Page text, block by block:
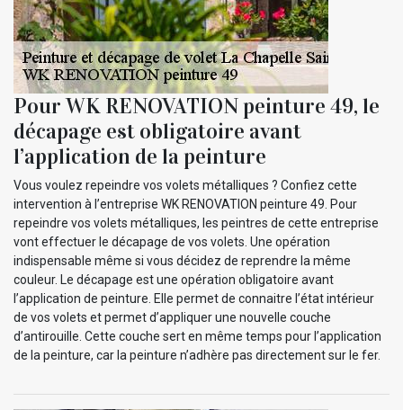
Pour WK RENOVATION peinture 49, le
décapage est obligatoire avant
l’application de la peinture
Vous voulez repeindre vos volets métalliques ? Confiez cette
intervention à l’entreprise WK RENOVATION peinture 49. Pour
repeindre vos volets métalliques, les peintres de cette entreprise
vont effectuer le décapage de vos volets. Une opération
indispensable même si vous décidez de reprendre la même
couleur. Le décapage est une opération obligatoire avant
l’application de peinture. Elle permet de connaitre l’état intérieur
de vos volets et permet d’appliquer une nouvelle couche
d’antirouille. Cette couche sert en même temps pour l’application
de la peinture, car la peinture n’adhère pas directement sur le fer.